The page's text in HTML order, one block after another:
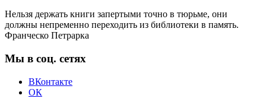
Нельзя держать книги запертыми точно в тюрьме, они
должны непременно переходить из библиотеки в память.
Франческо Петрарка
Мы в соц. сетях
ВКонтакте
ОК